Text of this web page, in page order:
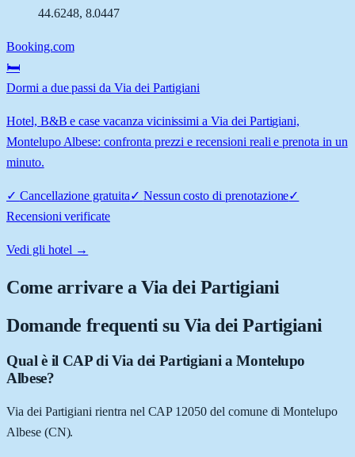
44.6248, 8.0447
Booking.com
🛏️
Dormi a due passi da Via dei Partigiani
Hotel, B&B e case vacanza vicinissimi a Via dei Partigiani,
Montelupo Albese: confronta prezzi e recensioni reali e prenota in un
minuto.
✓ Cancellazione gratuita✓ Nessun costo di prenotazione✓
Recensioni verificate
Vedi gli hotel →
Come arrivare aVia dei Partigiani
Domande frequenti su Via dei Partigiani
Qual è il CAP di Via dei Partigiani a Montelupo
Albese?
Via dei Partigiani rientra nel CAP 12050 del comune di Montelupo
Albese (CN).